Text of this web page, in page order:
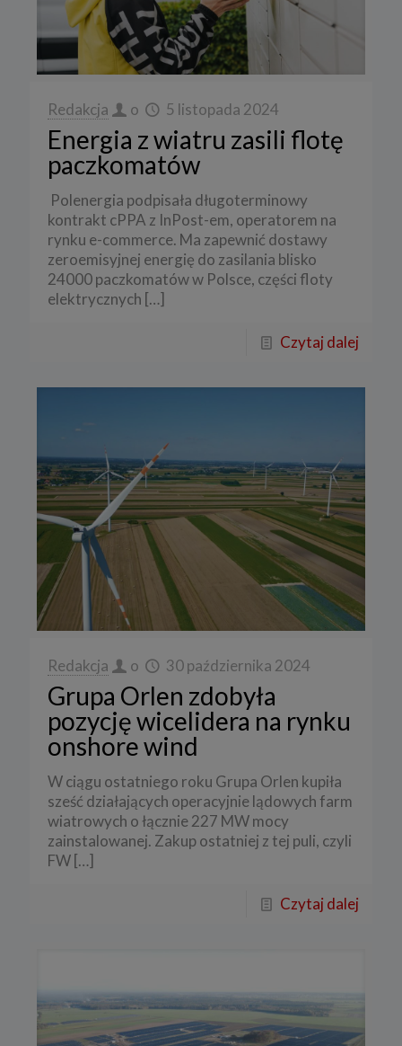
Redakcja o 5 listopada 2024
Energia z wiatru zasili flotę
paczkomatów
Polenergia podpisała długoterminowy
kontrakt cPPA z InPost-em, operatorem na
rynku e-commerce. Ma zapewnić dostawy
zeroemisyjnej energię do zasilania blisko
24000 paczkomatów w Polsce, części floty
elektrycznych […]
Czytaj dalej
Redakcja o 30 października 2024
Grupa Orlen zdobyła
pozycję wicelidera na rynku
onshore wind
W ciągu ostatniego roku Grupa Orlen kupiła
sześć działających operacyjnie lądowych farm
wiatrowych o łącznie 227 MW mocy
zainstalowanej. Zakup ostatniej z tej puli, czyli
FW […]
Czytaj dalej